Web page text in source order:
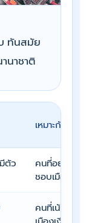
ทันสมัย
นาชาติ
เหมาะกับใคร
ตัว
คนที่อยากได้
ชอบเมืองที่
คนที่เน้นเรีย